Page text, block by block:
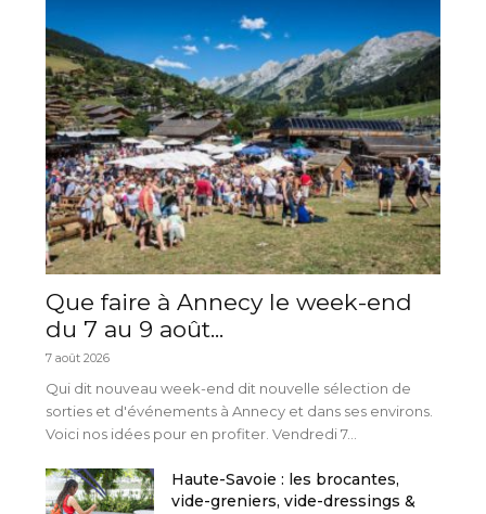
Que faire à Annecy le week-end
du 7 au 9 août...
7 août 2026
Qui dit nouveau week-end dit nouvelle sélection de
sorties et d'événements à Annecy et dans ses environs.
Voici nos idées pour en profiter. Vendredi 7...
Haute-Savoie : les brocantes,
vide-greniers, vide-dressings &